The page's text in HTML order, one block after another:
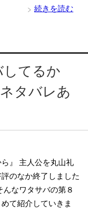
続きを読む
してるか
タバレあ
』 主人公を丸山礼
のなか終了しました
なワタサバの第８
て紹介していきま